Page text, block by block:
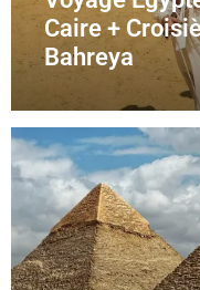
Caire +
Bahreya